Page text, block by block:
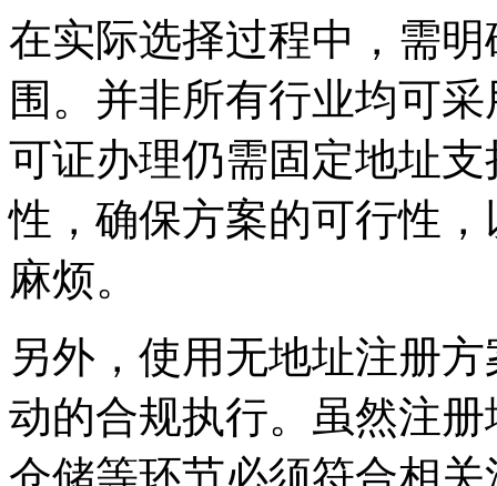
在实际选择过程中，需
围。并非所有行业均可
可证办理仍需固定地址
性，确保方案的可行性
麻烦。
另外，使用无地址注册
动的合规执行。虽然注
仓储等环节必须符合相